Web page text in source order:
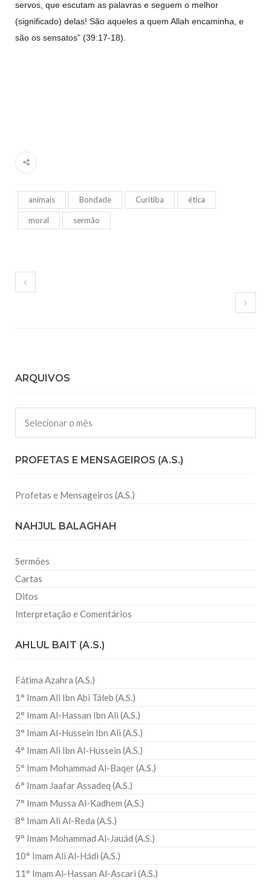
servos, que escutam as palavras e seguem o melhor
(significado) delas! São aqueles a quem Allah encaminha, e
são os sensatos” (39:17-18).
animais Bondade Curitiba ética
moral sermão
ARQUIVOS
Arquivos
PROFETAS E MENSAGEIROS (A.S.)
Profetas e Mensageiros (A.S.)
NAHJUL BALAGHAH
Sermões
Cartas
Ditos
Interpretação e Comentários
AHLUL BAIT (A.S.)
Fátima Azahra (A.S.)
1° Imam Ali Ibn Abi Táleb (A.S.)
2° Imam Al-Hassan Ibn Ali (A.S.)
3° Imam Al-Hussein Ibn Ali (A.S.)
4° Imam Ali Ibn Al-Hussein (A.S.)
5° Imam Mohammad Al-Baqer (A.S.)
6° Imam Jaafar Assadeq (A.S.)
7° Imam Mussa Al-Kadhem (A.S.)
8° Imam Ali Al-Reda (A.S.)
9° Imam Mohammad Al-Jauád (A.S.)
10° Imam Ali Al-Hádi (A.S.)
11° Imam Al-Hassan Al-Ascari (A.S.)